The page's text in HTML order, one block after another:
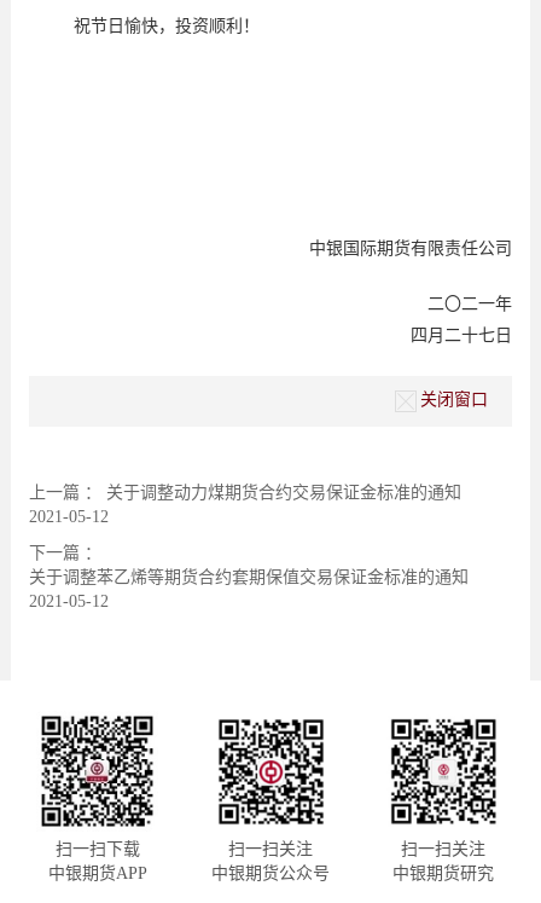
祝节日愉快，投资顺利！
中银国际期货有限责任公司
二〇二一年
四月二十七日
关闭窗口
上一篇 ： 关于调整动力煤期货合约交易保证金标准的通知
2021-05-12
下一篇 ：
关于调整苯乙烯等期货合约套期保值交易保证金标准的通知
2021-05-12
扫一扫下载
中银期货APP
扫一扫关注
中银期货公众号
扫一扫关注
中银期货研究